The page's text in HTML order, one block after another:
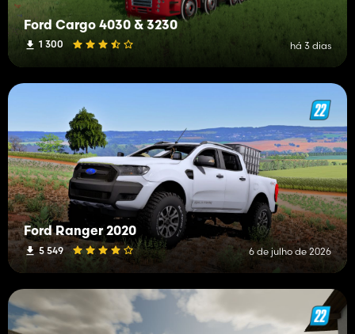
Ford Cargo 4030 & 3230
1 300 há 3 dias
Ford Ranger 2020
5 549 6 de julho de 2026